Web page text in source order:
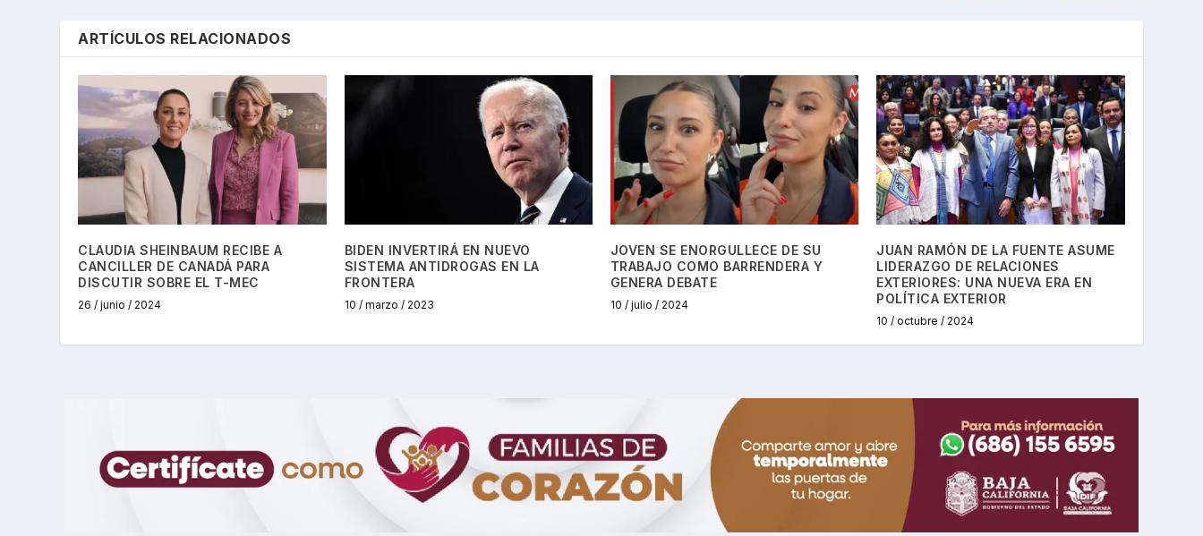
ARTÍCULOS RELACIONADOS
CLAUDIA SHEINBAUM RECIBE A
CANCILLER DE CANADÁ PARA
DISCUTIR SOBRE EL T-MEC
26 / junio / 2024
BIDEN INVERTIRÁ EN NUEVO
SISTEMA ANTIDROGAS EN LA
FRONTERA
10 / marzo / 2023
JOVEN SE ENORGULLECE DE SU
TRABAJO COMO BARRENDERA Y
GENERA DEBATE
10 / julio / 2024
JUAN RAMÓN DE LA FUENTE ASUME
LIDERAZGO DE RELACIONES
EXTERIORES: UNA NUEVA ERA EN
POLÍTICA EXTERIOR
10 / octubre / 2024